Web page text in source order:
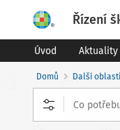
Řízení
Úvod Aktuality
Domů Další oblasti